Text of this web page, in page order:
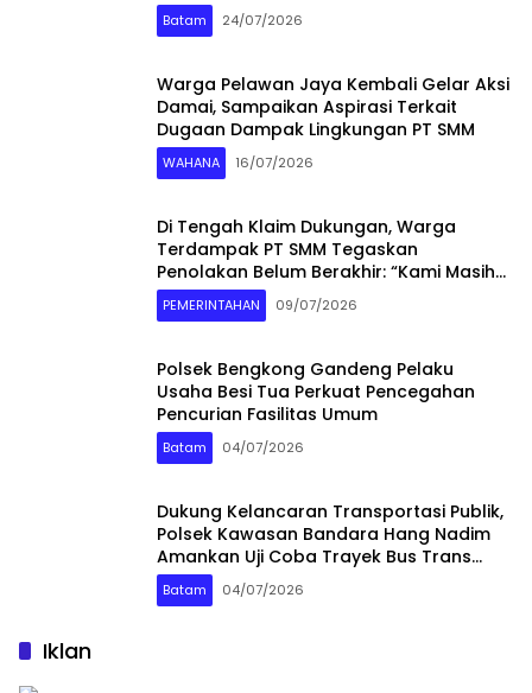
Batam 24/07/2026
Warga Pelawan Jaya Kembali Gelar Aksi
Damai, Sampaikan Aspirasi Terkait
Dugaan Dampak Lingkungan PT SMM
WAHANA 16/07/2026
Di Tengah Klaim Dukungan, Warga
Terdampak PT SMM Tegaskan
Penolakan Belum Berakhir: “Kami Masih
Merasakan Dampaknya”
PEMERINTAHAN 09/07/2026
Polsek Bengkong Gandeng Pelaku
Usaha Besi Tua Perkuat Pencegahan
Pencurian Fasilitas Umum
Batam 04/07/2026
Dukung Kelancaran Transportasi Publik,
Polsek Kawasan Bandara Hang Nadim
Amankan Uji Coba Trayek Bus Trans
Batam
Batam 04/07/2026
Iklan